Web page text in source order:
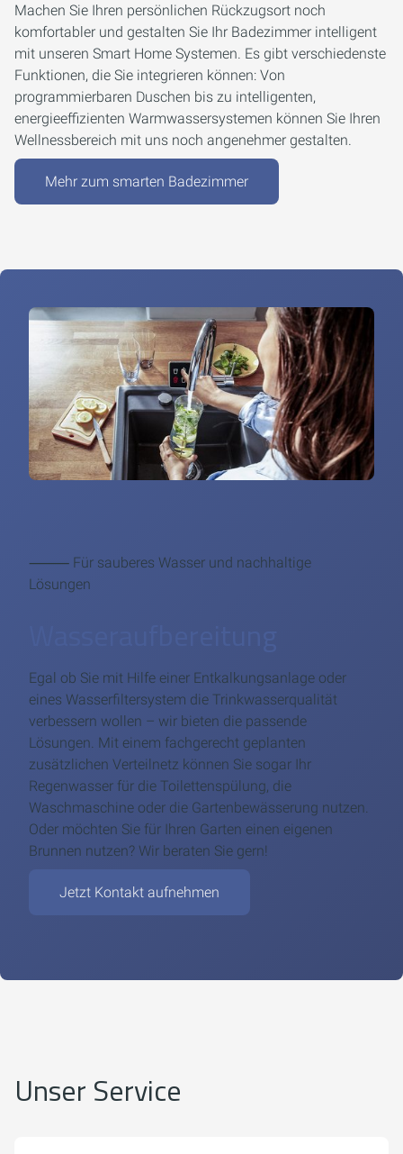
Machen Sie Ihren persönlichen Rückzugsort noch
komfortabler und gestalten Sie Ihr Badezimmer intelligent
mit unseren Smart Home Systemen. Es gibt verschiedenste
Funktionen, die Sie integrieren können: Von
programmierbaren Duschen bis zu intelligenten,
energieeffizienten Warmwassersystemen können Sie Ihren
Wellnessbereich mit uns noch angenehmer gestalten.
Mehr zum smarten Badezimmer
⸻ Für sauberes Wasser und nachhaltige
Lösungen
Egal ob Sie mit Hilfe einer Entkalkungsanlage oder
eines Wasserfiltersystem die Trinkwasserqualität
verbessern wollen – wir bieten die passende
Lösungen. Mit einem fachgerecht geplanten
zusätzlichen Verteilnetz können Sie sogar Ihr
Regenwasser für die Toilettenspülung, die
Waschmaschine oder die Gartenbewässerung nutzen.
Oder möchten Sie für Ihren Garten einen eigenen
Brunnen nutzen? Wir beraten Sie gern!
Jetzt Kontakt aufnehmen
Unser Service